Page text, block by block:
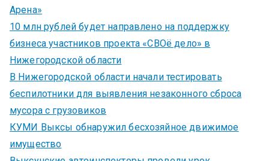
Арена»
10 млн рублей будет направлено на поддержку
бизнеса участников проекта «СВОё дело» в
Нижегородской области
В Нижегородской области начали тестировать
беспилотники для выявления незаконного сброса
мусора с грузовиков
КУМИ Выксы обнаружил бесхозяйное движимое
имущество